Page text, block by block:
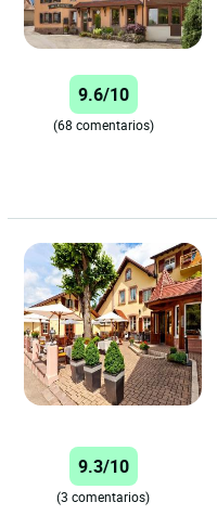
9.6/10
(68 comentarios)
9.3/10
(3 comentarios)